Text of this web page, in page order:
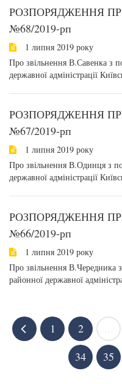
РОЗПОРЯДЖЕННЯ
№68/2019-рп
1 липня 2019 року
Про звільнення В.Савенка з
державної адміністрації
РОЗПОРЯДЖЕННЯ
№67/2019-рп
1 липня 2019 року
Про звільнення В.Одинця з
державної адміністрації
РОЗПОРЯДЖЕННЯ
№66/2019-рп
1 липня 2019 року
Про звільнення В.Чередника
районної державної
1 2
34
35